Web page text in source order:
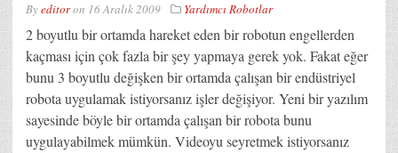
Byeditoron 16 Aralık 2009 Yardımcı Robotlar
2 boyutlu bir ortamda hareket eden bir robotun engellerden
kaçması için çok fazla bir şey yapmaya gerek yok. Fakat eğer
bunu 3 boyutlu değişken bir ortamda çalışan bir endüstriyel
robota uygulamak istiyorsanız işler değişiyor. Yeni bir yazılım
sayesinde böyle bir ortamda çalışan bir robota bunu
uygulayabilmek mümkün. Videoyu seyretmek istiyorsanız